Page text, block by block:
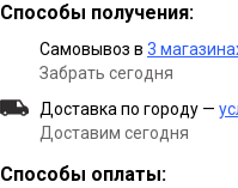
Способы получения:
Самовывоз в 3
Забрать сегодня
Доставка по городу —
Доставим сегодня
Способы оплаты: